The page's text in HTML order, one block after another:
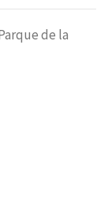
de la